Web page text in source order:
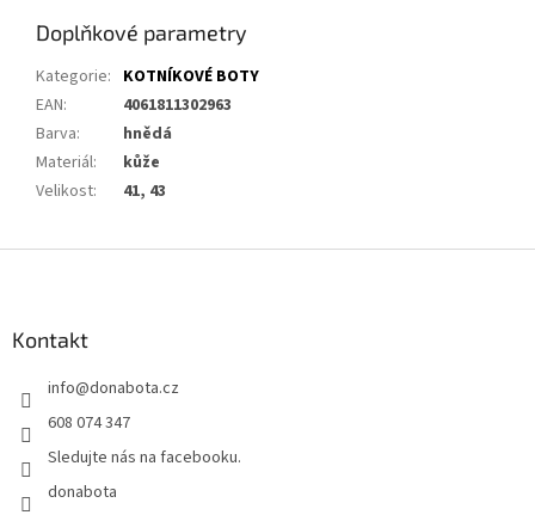
Doplňkové parametry
Kategorie: KOTNÍKOVÉ BOTY
EAN:
4061811302963
Barva:
hnědá
Materiál:
kůže
Velikost: 41, 43
Kontakt
info@donabota.cz
608 074 347
Sledujte nás na facebooku.
donabota